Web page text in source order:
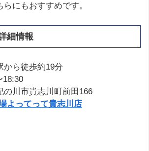
にもおすすめです。
細情報
から徒歩約19分
18:30
の川市貴志川町前田166
よってって貴志川店